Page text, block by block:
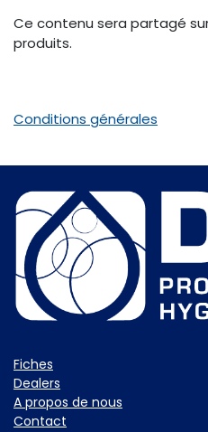
Ce contenu sera partagé
produits.
Conditions générales
Fiche​s
Dealers
A propos de nous
Contact